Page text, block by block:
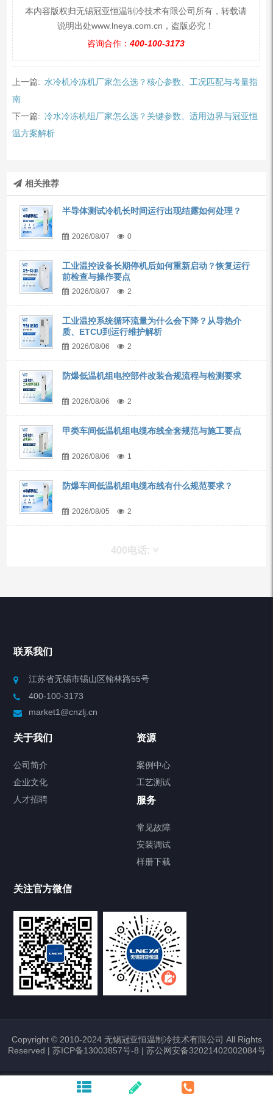
本内容版权归无锡冠亚恒温制冷技术有限公司所有，转载请
说明出处www.lneya.com.cn，盗版必究！
咨询合作： 400-100-3173
上一篇: 水冷机冷冻机厂家怎么选？核心参数、工况匹配与考量指
南
下一篇: 冷水冷冻机组厂家怎么选？关键参数、适用边界与冠亚恒
温方案解析
相关推荐
半导体测试冷机长时间运行出现结露如何处理？
2026/08/07 0
工业温控设备长期停机后如何重新启动？恢复运行
前检查与操作要点
2026/08/07 2
工业温控系统循环流量为什么会下降？从导热介
质、ETCU到运行维护解析
2026/08/06 2
防爆低温机组电控部件改装合规流程与检测要求
2026/08/06 2
甲类车间低温机组电缆布线全套规范与施工要点
2026/08/06 1
防爆车间低温机组电缆布线有什么规范要求？
2026/08/05 2
400电话:
产品分类
制冷加热动态控温系统
Chiller气体控温系统
Chamber试验箱
TCU温度控制单元
VOCs冷凝回收装置
热烈祝贺冠亚恒温与上海理工大学校企
联系我们
江苏省无锡市锡山区翰林路55号
400-100-3173
market1@cnzlj.cn
关于我们
公司简介
企业文化
人才招聘
资源
案例中心
工艺测试
服务
常见故障
安装调试
样册下载
关注官方微信
Copyright © 2010-2024 无锡冠亚恒温制冷技术有限公司 All Rights
Reserved | 苏ICP备13003857号-8 | 苏公网安备32021402002084号